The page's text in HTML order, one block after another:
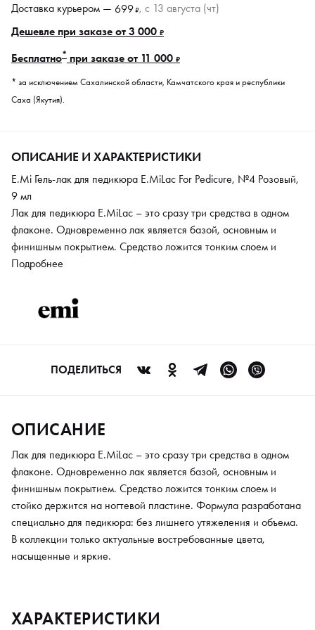
Доставка курьером — 699₽, c 13 августа (чт)
Дешевле при заказе от 3 000 ₽
Бесплатно* при заказе от 11 000 ₽
* за исключением Сахалинской области, Камчатского края и республики
Саха (Якутия).
ОПИСАНИЕ И ХАРАКТЕРИСТИКИ
E.Mi Гель-лак для педикюра E.MiLac For Pedicure, №4 Розовый,
9 мл
Лак для педикюра E.MiLac – это сразу три средства в одном
флаконе. Одновременно лак является базой, основным и
финишным покрытием. Средство ложится тонким слоем и
стойко держится на ногтевой пластине. Формула разработана
В коллекции только актуальные востребованные цвета,
насыщенные и яркие.
Подробнее
ПОДЕЛИТЬСЯ
ОПИСАНИЕ
Лак для педикюра E.MiLac – это сразу три средства в одном
флаконе. Одновременно лак является базой, основным и
финишным покрытием. Средство ложится тонким слоем и
стойко держится на ногтевой пластине. Формула разработана
специально для педикюра: без лишнего утяжеления и объема.
В коллекции только актуальные востребованные цвета,
насыщенные и яркие.
ХАРАКТЕРИСТИКИ